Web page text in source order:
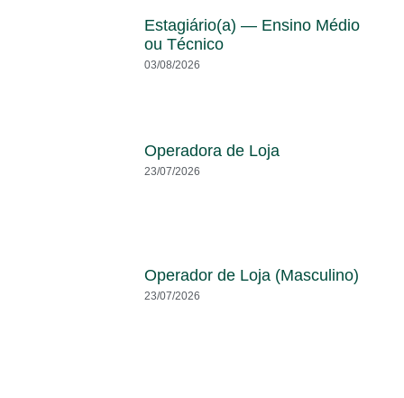
Estagiário(a) — Ensino Médio
ou Técnico
03/08/2026
Operadora de Loja
23/07/2026
Operador de Loja (Masculino)
23/07/2026